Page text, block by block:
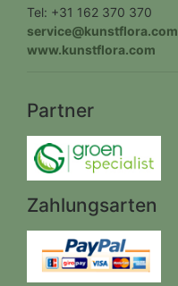
Tel: +31 162 370 370
service@kunstflora.com
www.kunstflora.com
Partner
Zahlungsarten